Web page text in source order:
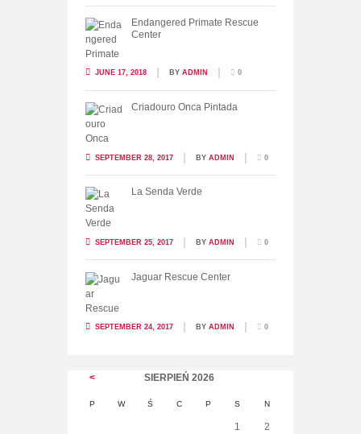
Endangered Primate Rescue
Center
JUNE 17, 2018 BY ADMIN 0
Criadouro Onca Pintada
SEPTEMBER 28, 2017 BY ADMIN 0
La Senda Verde
SEPTEMBER 25, 2017 BY ADMIN 0
Jaguar Rescue Center
SEPTEMBER 24, 2017 BY ADMIN 0
SIERPIEŃ2026
P W Ś C P S N
1 2